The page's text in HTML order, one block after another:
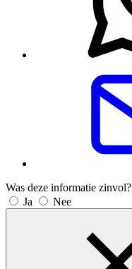
Was deze informatie zinvol?
Ja
Nee